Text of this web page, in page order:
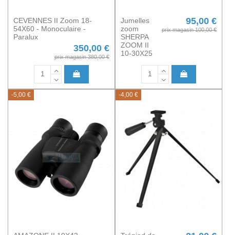
CEVENNES II Zoom 18-
54X60 - Monoculaire -
Paralux
350,00 €
prix magasin 380,00 €
Jumelles
zoom
SHERPA
ZOOM II
10-30X25
95,00 €
prix magasin 100,00 €
-5,00 € -4,00 €